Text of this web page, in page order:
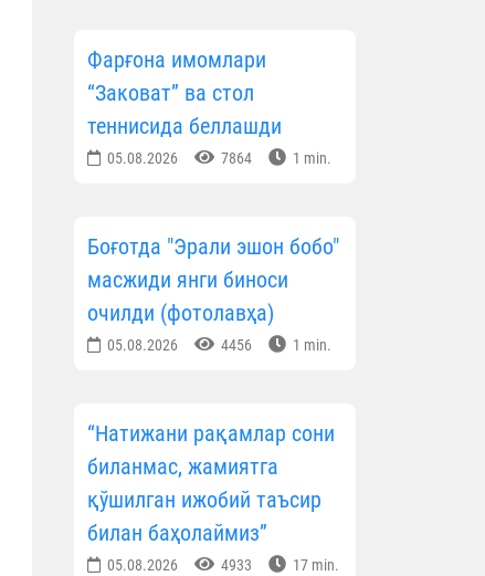
Фарғона имомлари
“Заковат” ва стол
теннисида беллашди
05.08.2026 7864 1 min.
Боғотда "Эрали эшон бобо"
масжиди янги биноси
очилди (фотолавҳа)
05.08.2026 4456 1 min.
“Натижани рақамлар сони
биланмас, жамиятга
қўшилган ижобий таъсир
билан баҳолаймиз”
05.08.2026 4933 17 min.